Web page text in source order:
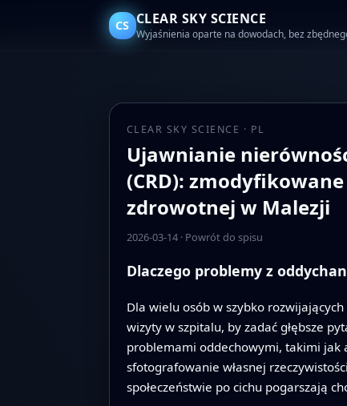
CS CLEAR SKY SCIENCE
Wyjaśnienia oparte na dowodach, bez
CLEAR SKY SCIENCE · PL
Ujawnianie
(CRD):
zdrowotnej w Malezji
2026-03-14· Powrót do spisu
Dlaczego problemy z
Dla wielu osób w szybko
wizyty w szpitalu, by zadać głębsze
problemami oddechowymi, takimi jak
sfotografowanie własnej
społeczeństwie po cichu pogarszają